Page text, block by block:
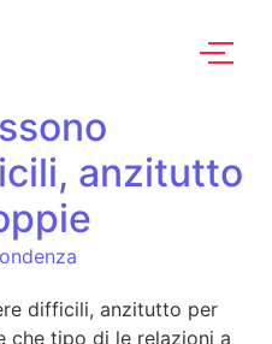
anzitutto
difficili, anzitutto per
che tipo di le relazioni a